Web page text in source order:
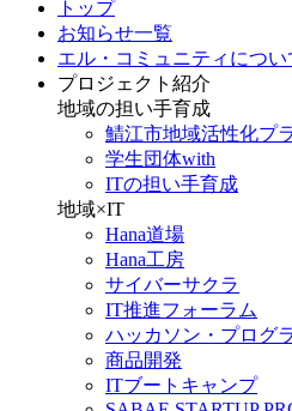
トップ
お知らせ一覧
エル・コミュニティについ
プロジェクト紹介
地域の担い手育成
鯖江市地域活性化プ
学生団体with
ITの担い手育成
地域×IT
Hana道場
Hana工房
サイバーサクラ
IT推進フォーラム
ハッカソン・プログ
商品開発
ITブートキャンプ